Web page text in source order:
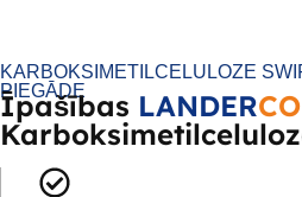
KARBOKSIMETILCELULOZE
PIEGĀDE
Īpašības LANDER